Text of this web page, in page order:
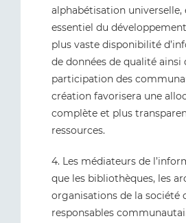
alphabétisation universelle,
essentiel du
plus vaste disponibilité
de données de qualité ainsi
participation des
création favorisera une
complète et plus
ressources.
4. Les médiateurs de
que les bibliothèques, les
organisations de la société
responsables